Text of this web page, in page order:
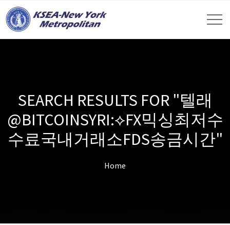
SEARCH RESULTS FOR "텔래
@BITCOINSYRI:⟡FX믹싱최저수
수료국내거래소FDS송금시간"
Home